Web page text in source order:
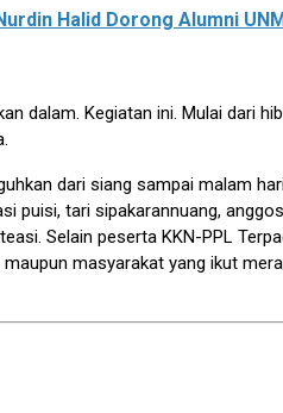
Halid Dorong Alumni
dalam. Kegiatan ini. Mulai dari
dari siang sampai malam
puisi, tari sipakarannuang,
Selain peserta KKN-PPL
masyarakat yang ikut